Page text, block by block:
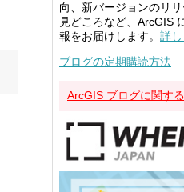
向、新バージョンのリ
見どころなど、ArcGIS
報をお届けします。 詳し
ブログの定期購読方法
ArcGIS ブログに関す